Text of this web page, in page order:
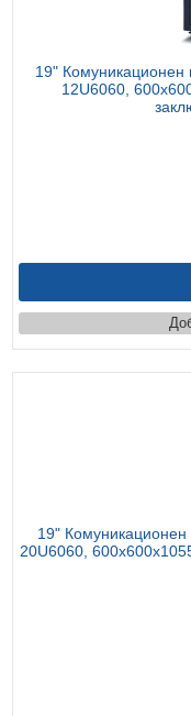
19"
12U6060,
19"
20U6060,